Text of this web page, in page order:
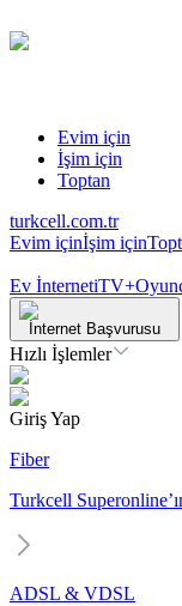
Evim için
İşim için
Toptan
turkcell.com.tr
Evim içinİşim için
Ev İnternetiTV+
İnternet Başvurusu
Hızlı İşlemler
Giriş Yap
Fiber
Turkcell
ADSL & VDSL